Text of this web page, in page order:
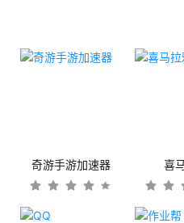
奇游手游加速器 喜